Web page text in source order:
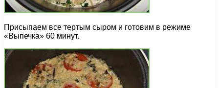
Присыпаем все тертым сыром и готовим в режиме
«Выпечка» 60 минут.